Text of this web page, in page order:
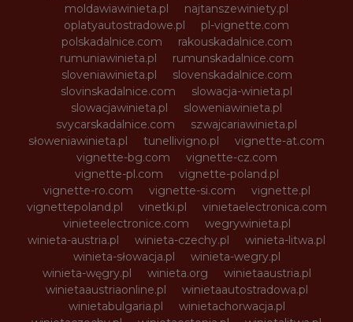
moldawiawinieta.pl
najtanszewiniety.pl
oplatyautostradowe.pl
pl-vignette.com
polskadalnice.com
rakouskadalnice.com
rumuniawinieta.pl
rumunskadalnice.com
sloveniawinieta.pl
slovenskadalnice.com
slovinskadalnice.com
slowacja-winieta.pl
slowacjawinieta.pl
sloweniawinieta.pl
svycarskadalnice.com
szwajcariawinieta.pl
słoweniawinieta.pl
tunellivigno.pl
vignette-at.com
vignette-bg.com
vignette-cz.com
vignette-pl.com
vignette-poland.pl
vignette-ro.com
vignette-si.com
vignette.pl
vignettepoland.pl
vinetki.pl
vinietaelectronica.com
vinieteelectronice.com
wegrywinieta.pl
winieta-austria.pl
winieta-czechy.pl
winieta-litwa.pl
winieta-słowacja.pl
winieta-wegry.pl
winieta-węgry.pl
winieta.org
winietaaustria.pl
winietaaustriaonline.pl
winietaautostradowa.pl
winietabulgaria.pl
winietachorwacja.pl